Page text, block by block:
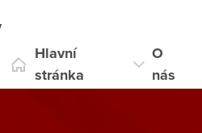
Hlavní
stránka
O
nás